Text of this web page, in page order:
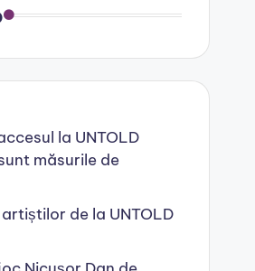
la UNTOLD
măsurile de
de la UNTOLD